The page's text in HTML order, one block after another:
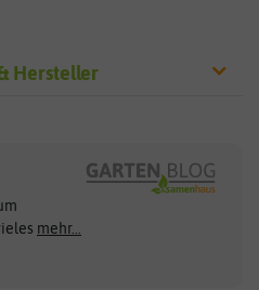
Hersteller
Clever Pots
COMPO
mehr...